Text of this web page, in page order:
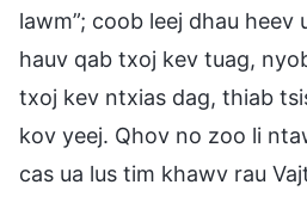
lawm”; coob leej dhau heev
hauv qab txoj kev tuag,
txoj kev ntxias dag, thiab
kov yeej. Qhov no zoo li
cas ua lus tim khawv rau